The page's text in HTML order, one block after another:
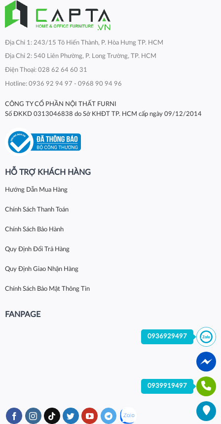
Địa Chỉ 1: 243/15 Tô Hiến Thành, P. Hòa Hưng TP. HCM
Địa Chỉ 2: 540 Liên Phường, P. Long Trường, TP. HCM
Điện Thoại: 028 62 64 60 31
Hotline: 0936 92 94 97 - 0968 90 94 96
CÔNG TY CỔ PHẦN NỘI THẤT FURNI
Số ĐKKD 0313046838 do Sở KHĐT TP. HCM cấp ngày 09/12/2014
HỖ TRỢ KHÁCH HÀNG
Hướng Dẫn Mua Hàng
Chính Sách Thanh Toán
Chính Sách Bảo Hành
Quy Định Đổi Trả Hàng
Quy Định Giao Nhận Hàng
Chính Sách Bảo Mật Thông Tin
FANPAGE
0936929497
0939919497